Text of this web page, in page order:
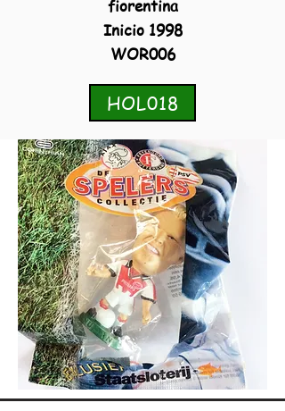
fiorentina
Inicio 1998
WOR006
HOL018